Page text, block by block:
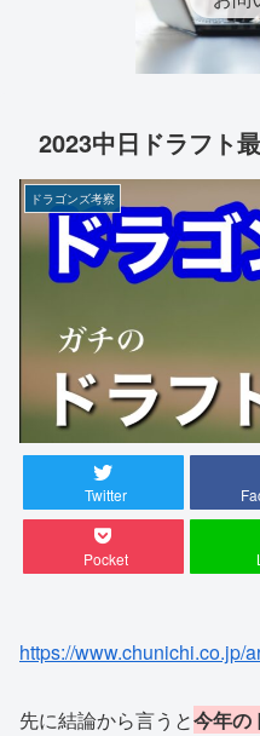
2023中日ドラフト
ドラゴンズ考察
Twitter
Pocket
https://www.chunichi.co.jp/
先に結論から言うと今年の